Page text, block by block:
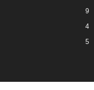
9
4
5